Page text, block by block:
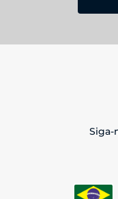
Siga-